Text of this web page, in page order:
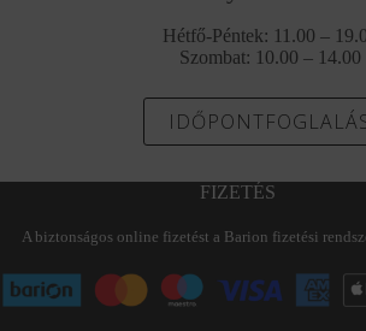
Hétfő-Péntek: 11.00 –
Szombat: 10.00 – 14.00
FIZETÉS
A biztonságos online fizetést a Barion fizetési